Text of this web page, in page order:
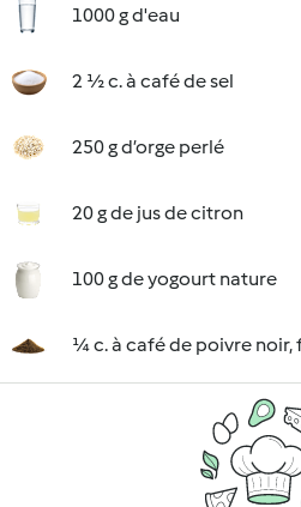
1000 g d'eau
2 ½ c. à café de sel
250 g d’orge perlé
20 g de jus de citron
100 g de yogourt nature
¼ c. à café de poivre